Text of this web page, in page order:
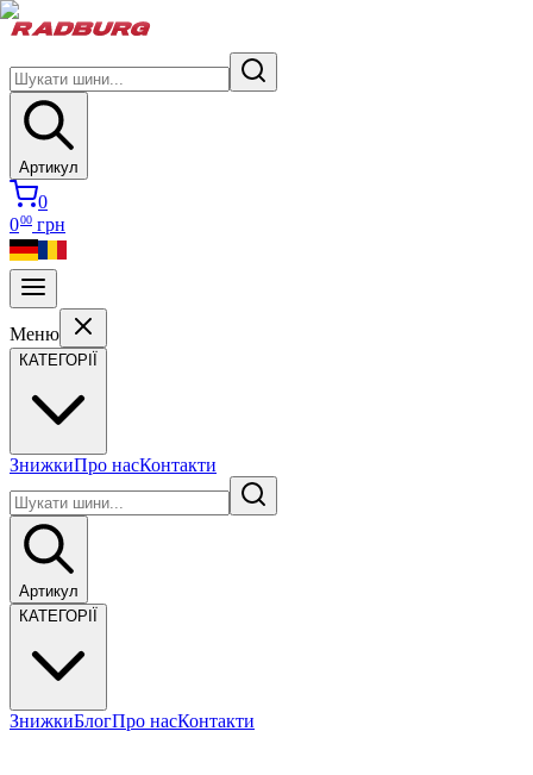
Артикул
0
000 грн
Меню
КАТЕГОРІЇ
ЗнижкиПро насКонтакти
Артикул
КАТЕГОРІЇ
ЗнижкиБлогПро насКонтакти